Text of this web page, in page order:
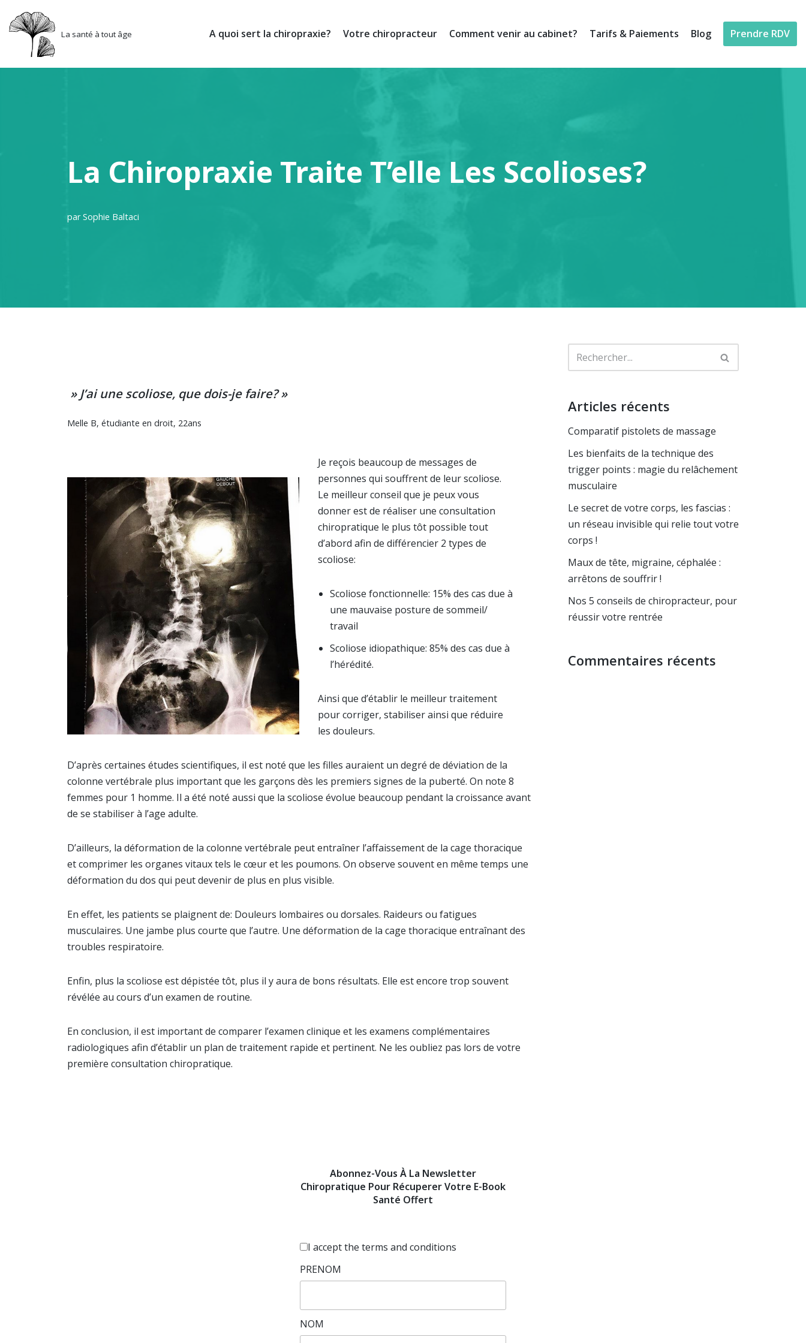
Aller
contenu
La santé à tout âge A quoi sert la chiropraxie? Votre chiropracteur Comment venir au cabinet? Tarifs & Paiements Blog Prendre RDV
La Chiropraxie Traite T’elle Les Scolioses?
parSophie Baltaci
» J’ai une scoliose, que dois-je faire? »
Melle B, étudiante en droit, 22ans
Je reçois beaucoup de messages de
personnes qui souffrent de leur scoliose.
Le meilleur conseil que je peux vous
donner est de réaliser une consultation
chiropratique le plus tôt possible tout
d’abord afin de différencier 2 types de
scoliose:
Scoliose fonctionnelle: 15% des cas due à
une mauvaise posture de sommeil/
travail
Scoliose idiopathique: 85% des cas due à
l’hérédité.
Ainsi que d’établir le meilleur traitement
pour corriger, stabiliser ainsi que réduire
les douleurs.
D’après certaines études scientifiques, il est noté que les filles auraient un degré de déviation de la
colonne vertébrale plus important que les garçons dès les premiers signes de la puberté. On note 8
femmes pour 1 homme. Il a été noté aussi que la scoliose évolue beaucoup pendant la croissance avant
de se stabiliser à l’age adulte.
D’ailleurs, la déformation de la colonne vertébrale peut entraîner l’affaissement de la cage thoracique
et comprimer les organes vitaux tels le cœur et les poumons. On observe souvent en même temps une
déformation du dos qui peut devenir de plus en plus visible.
En effet, les patients se plaignent de: Douleurs lombaires ou dorsales. Raideurs ou fatigues
musculaires. Une jambe plus courte que l’autre. Une déformation de la cage thoracique entraînant des
troubles respiratoire.
Enfin, plus la scoliose est dépistée tôt, plus il y aura de bons résultats. Elle est encore trop souvent
révélée au cours d’un examen de routine.
En conclusion, il est important de comparer l’examen clinique et les examens complémentaires
radiologiques afin d’établir un plan de traitement rapide et pertinent. Ne les oubliez pas lors de votre
première consultation chiropratique.
Articles récents
Comparatif pistolets de massage
Les bienfaits de la technique des
trigger points : magie du relâchement
musculaire
Le secret de votre corps, les fascias :
un réseau invisible qui relie tout votre
corps !
Maux de tête, migraine, céphalée :
arrêtons de souffrir !
Nos 5 conseils de chiropracteur, pour
réussir votre rentrée
Commentaires récents
Abonnez-Vous À La Newsletter
Chiropratique Pour Récuperer Votre E-Book
Santé Offert
I accept theterms and conditions
PRENOM
NOM